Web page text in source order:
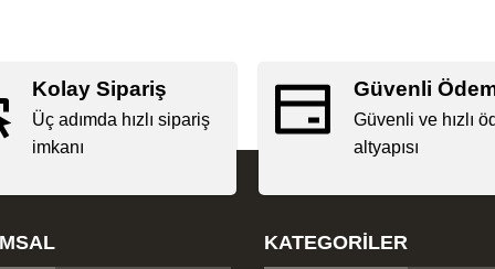
Kolay Sipariş
Üç adımda hızlı sipariş
imkanı
Güvenli
Güvenli ve hızlı
altyapısı
KATEGORILER